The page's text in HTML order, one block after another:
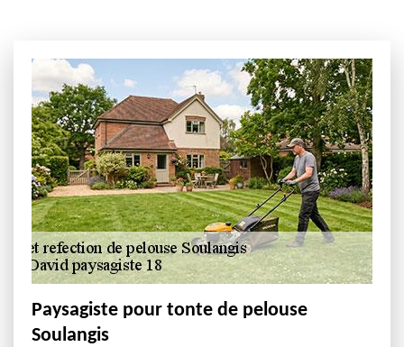
Paysagiste pour tonte de pelouse
Soulangis